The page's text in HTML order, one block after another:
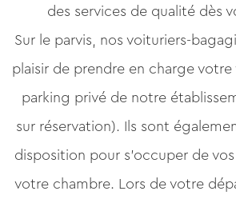
des services de qualité dès
Sur le parvis, nos voituriers-
plaisir de prendre en charge votre
parking privé de notre
sur réservation). Ils sont
disposition pour s’occuper de
votre chambre. Lors de votre